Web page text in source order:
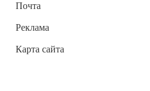
Почта
Реклама
Карта сайта